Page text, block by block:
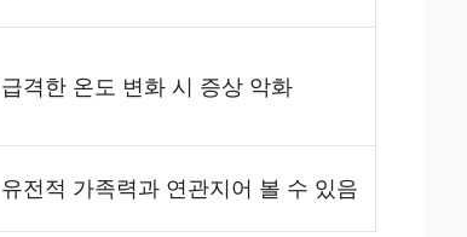
급격한 온도 변화 시 증상 악화
유전적 가족력과 연관지어 볼 수 있음